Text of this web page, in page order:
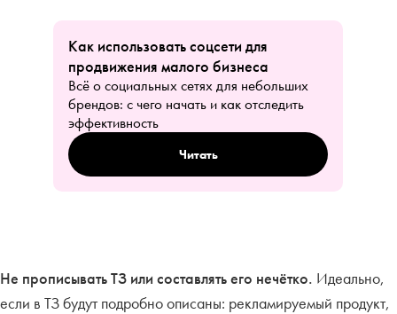
Как использовать соцсети для
продвижения малого бизнеса
Всё о социальных сетях для небольших
брендов: с чего начать и как отследить
эффективность
Читать
Не прописывать ТЗ или составлять его нечётко. Идеально,
если в ТЗ будут подробно описаны: рекламируемый продукт,